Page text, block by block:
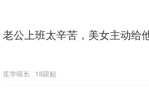
陕西省委书记赶赴
老公上班太辛苦，美女主动给
笙学嘻长 18跟贴